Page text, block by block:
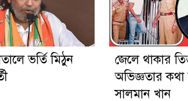
ভর্তি মিঠুন
জেলে থাকার
অভিজ্ঞতার কথা
সালমান খান